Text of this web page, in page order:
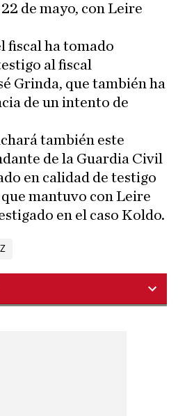
de mayo, con Leire
fiscal ha tomado
al fiscal
Grinda, que también ha
de un intento de
también este
de la Guardia Civil
en calidad de testigo
mantuvo con Leire
en el caso Koldo.